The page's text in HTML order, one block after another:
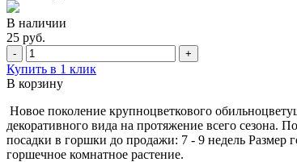
В наличии
25 руб.
- +
Купить в 1 клик
В корзину
Новое поколение крупноцветкового
декоративного вида на протяжение всего сезона.
посадки в горшки до продажи: 7 - 9 недель Размер
горшечное комнатное растение.